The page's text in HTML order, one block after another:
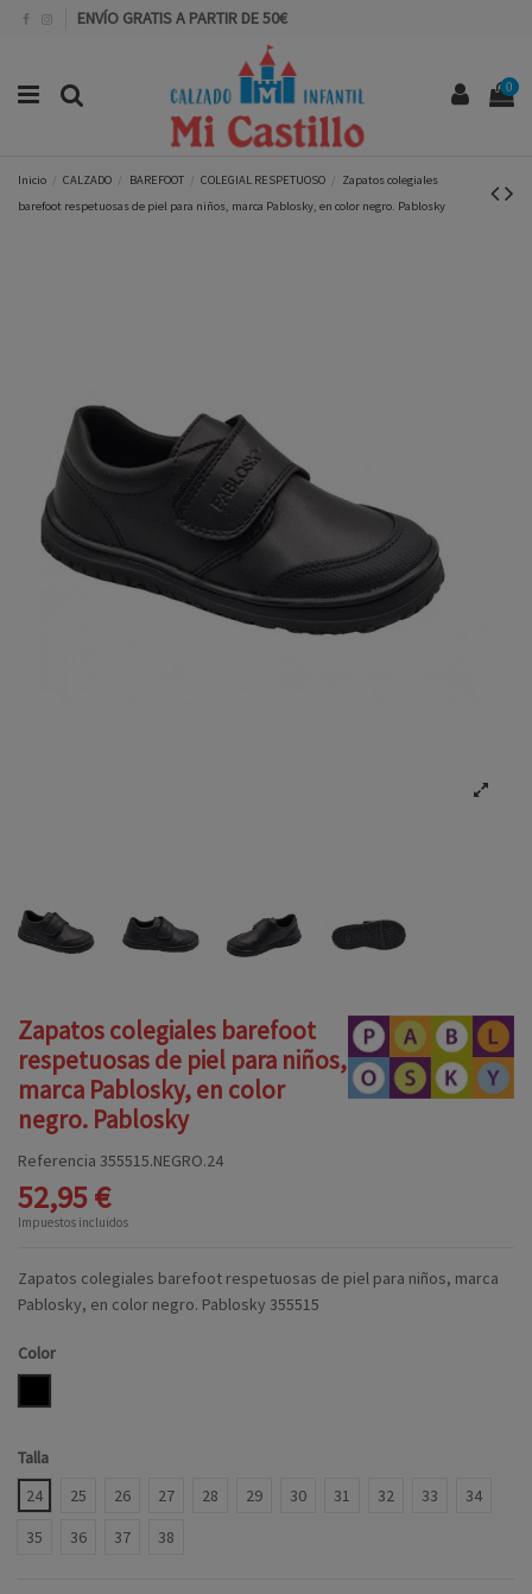
ENVÍO GRATIS A PARTIR DE 50€
0
Inicio CALZADO BAREFOOT COLEGIAL RESPETUOSO
Zapatos colegiales
barefoot respetuosas de piel para niños, marca Pablosky, en color negro. Pablosky
Zapatos colegiales barefoot
respetuosas de piel para niños,
marca Pablosky, en color
negro. Pablosky
Referencia 355515.NEGRO.24
52,95 €
Impuestos incluidos
Zapatos colegiales barefoot respetuosas de piel para niños, marca
Pablosky, en color negro. Pablosky 355515
Color
Talla
24
25 26 27 28 29 30 31 32 33
34
35
36 37 38